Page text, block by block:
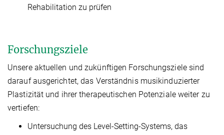
Rehabilitation zu prüfen
Forschungsziele
Unsere aktuellen und zukünftigen Forschungsziele sind
darauf ausgerichtet, das Verständnis musikinduzierter
Plastizität und ihrer therapeutischen Potenziale weiter zu
vertiefen:
Untersuchung des Level-Setting-Systems, das